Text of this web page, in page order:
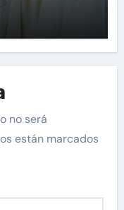
no será
están marcados